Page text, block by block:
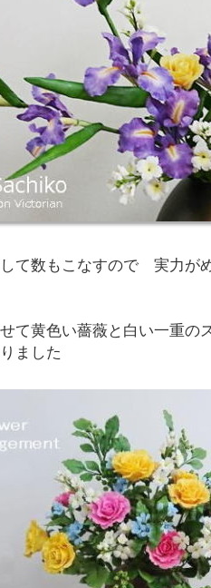
て数もこなすので 実力が
て黄色い薔薇と白い一重の
ました